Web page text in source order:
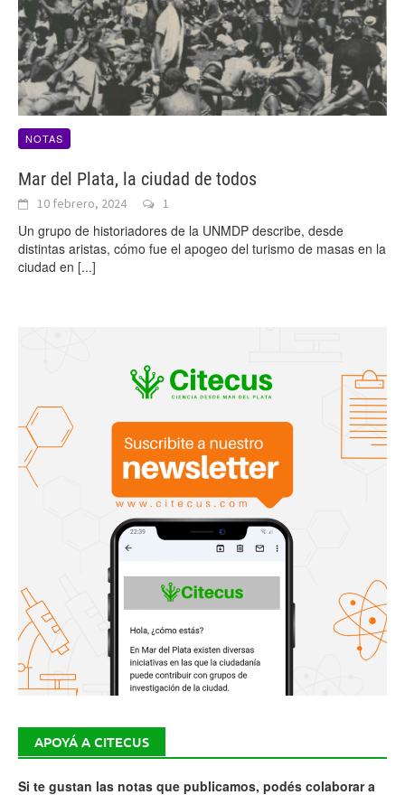
NOTAS
Mar del Plata, la ciudad de todos
10 febrero, 2024 1
Un grupo de historiadores de la UNMDP describe, desde
distintas aristas, cómo fue el apogeo del turismo de masas en la
ciudad en [...]
APOYÁ A CITECUS
Si te gustan las notas que publicamos, podés colaborar a